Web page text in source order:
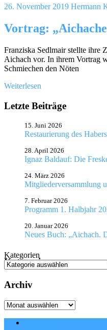
26. November 2019 Hermann
Vortrag:
Franziska Sedlmair stellte ihre
Aichach vor. In ihrem Vortrag
Schmiechen den Nöten
Weiterlesen
Letzte Beiträge
Restaurierung des
15. Juni 2026
Ignaz Baldauf: Die
28. April 2026
Mitgliederversammlung
24. März 2026
Programm 1. Halbjahr
7. Februar 2026
Neues Buch: „Aichach.
20. Januar 2026
Kategorien
Kategorien
Archiv
Archiv